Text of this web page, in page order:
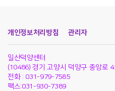
개인정보처리방침 관리자
일산덕양센터
(10486) 경기 고양시 덕양구 중앙로
전화 : 031-979-7585
팩스:031-930-7389